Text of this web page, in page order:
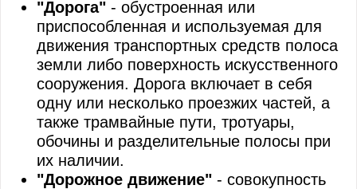
"Дорога" - обустроенная или
приспособленная и используемая для
движения транспортных средств полоса
земли либо поверхность искусственного
сооружения. Дорога включает в себя
одну или несколько проезжих частей, а
также трамвайные пути, тротуары,
обочины и разделительные полосы при
их наличии.
"Дорожное движение" - совокупность